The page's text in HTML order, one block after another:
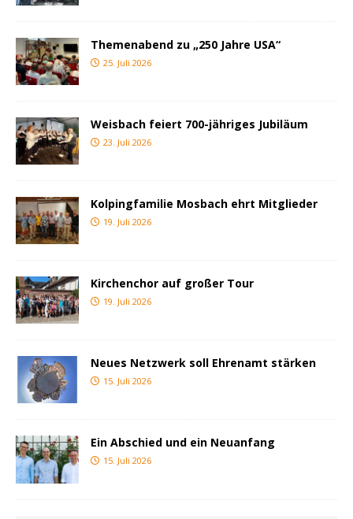
Themenabend zu „250 Jahre USA“
25. Juli 2026
Weisbach feiert 700-jähriges Jubiläum
23. Juli 2026
Kolpingfamilie Mosbach ehrt Mitglieder
19. Juli 2026
Kirchenchor auf großer Tour
19. Juli 2026
Neues Netzwerk soll Ehrenamt stärken
15. Juli 2026
Ein Abschied und ein Neuanfang
15. Juli 2026